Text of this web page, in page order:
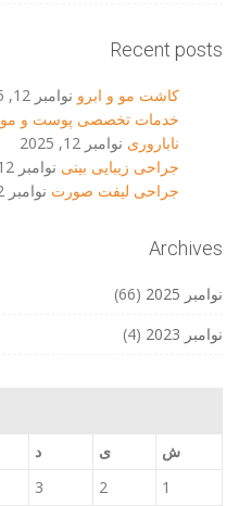
Recent posts
کاشت مو و ابرو نوامبر 12, 2025
خدمات تخصصی پوست و مو
ناباروری نوامبر 12, 2025
جراحی زیبایی بینی نوامبر 12, 2025
جراحی لیفت صورت نوامبر 12, 2025
Archives
نوامبر 2025
(66)
نوامبر 2023
(4)
ش
ی د
1
2
3